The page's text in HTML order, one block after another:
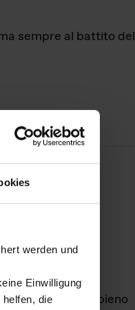
werden und
Einwilligung
die
sempre al battito del
e rimangono in pieno